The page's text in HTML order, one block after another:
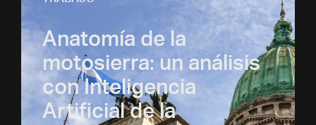
Anatomía de la
motosierra: un análisis
con Inteligencia
Artificial de la